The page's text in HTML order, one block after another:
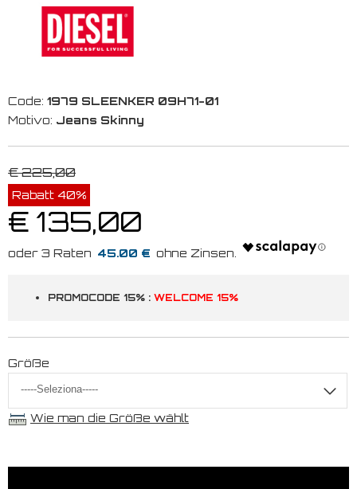
Code: 1979 SLEENKER 09H71-01
Motivo: Jeans Skinny
€ 225,00
Rabatt 40%
€ 135,00
45.00 €
PROMOCODE 15% : WELCOME 15%
Größe
Wie man die Größe wählt